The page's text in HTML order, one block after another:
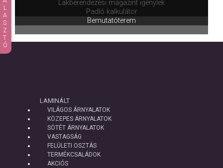
Lakberendezési magazint igénylek
Padló kalkulátor
Bemutatóterem
LAMINÁLT
VILÁGOS ÁRNYALATOK
KÖZEPES ÁRNYALATOK
SÖTÉT ÁRNYALATOK
VASTAGSÁG
FELÜLETI OSZTÁS
TERMÉKCSALÁDOK
AKCIÓS